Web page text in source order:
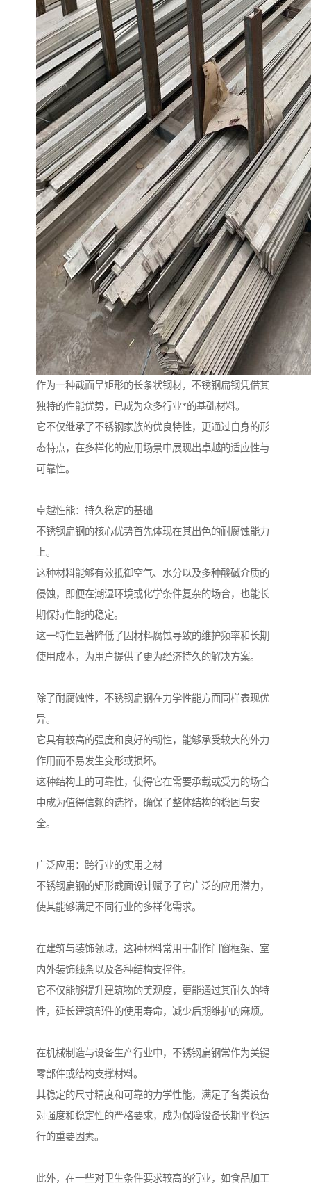
作为一种截面呈矩形的长条状钢材，不锈钢扁钢凭借其
独特的性能优势，已成为众多行业*的基础材料。
它不仅继承了不锈钢家族的优良特性，更通过自身的形
态特点，在多样化的应用场景中展现出卓越的适应性与
可靠性。
卓越性能：持久稳定的基础
不锈钢扁钢的核心优势首先体现在其出色的耐腐蚀能力
上。
这种材料能够有效抵御空气、水分以及多种酸碱介质的
侵蚀，即便在潮湿环境或化学条件复杂的场合，也能长
期保持性能的稳定。
这一特性显著降低了因材料腐蚀导致的维护频率和长期
使用成本，为用户提供了更为经济持久的解决方案。
除了耐腐蚀性，不锈钢扁钢在力学性能方面同样表现优
异。
它具有较高的强度和良好的韧性，能够承受较大的外力
作用而不易发生变形或损坏。
这种结构上的可靠性，使得它在需要承载或受力的场合
中成为值得信赖的选择，确保了整体结构的稳固与安
全。
广泛应用：跨行业的实用之材
不锈钢扁钢的矩形截面设计赋予了它广泛的应用潜力，
使其能够满足不同行业的多样化需求。
在建筑与装饰领域，这种材料常用于制作门窗框架、室
内外装饰线条以及各种结构支撑件。
它不仅能够提升建筑物的美观度，更能通过其耐久的特
性，延长建筑部件的使用寿命，减少后期维护的麻烦。
在机械制造与设备生产行业中，不锈钢扁钢常作为关键
零部件或结构支撑材料。
其稳定的尺寸精度和可靠的力学性能，满足了各类设备
对强度和稳定性的严格要求，成为保障设备长期平稳运
行的重要因素。
此外，在一些对卫生条件要求较高的行业，如食品加工